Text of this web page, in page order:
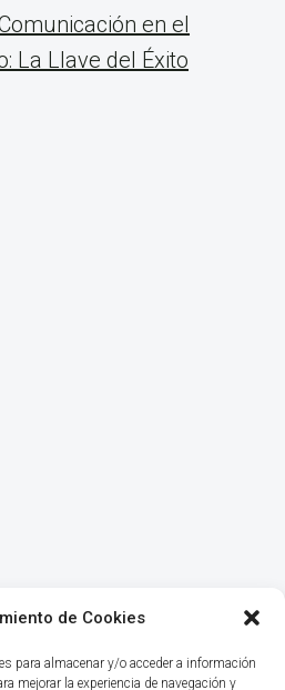
de Cookies
para almacenar y/o acceder a información
mejorar la experiencia de navegación y
en el
La Llave del Éxito